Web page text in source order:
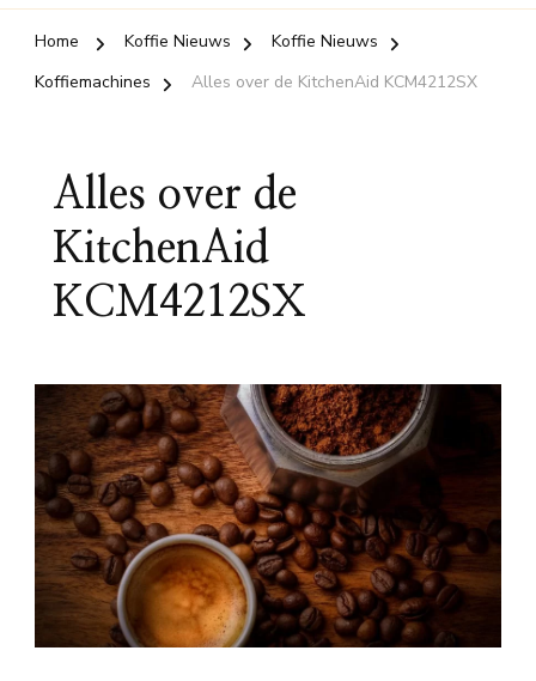
Home Koffie Nieuws
Koffie Nieuws
Koffiemachines
Alles over de KitchenAid KCM4212SX
Alles over de
KitchenAid
KCM4212SX